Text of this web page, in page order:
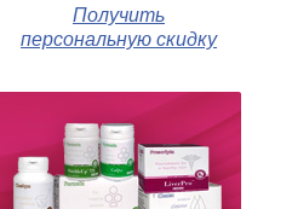
Получить
персональную скидку